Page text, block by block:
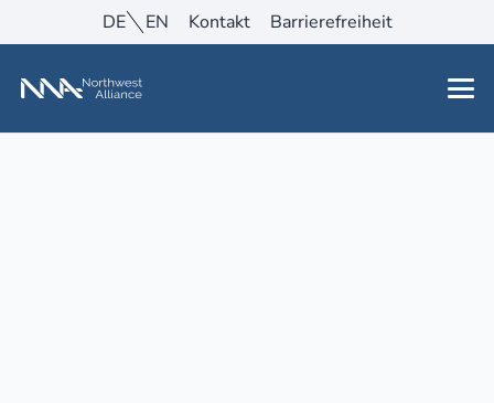
DE EN Kontakt Barrierefreiheit